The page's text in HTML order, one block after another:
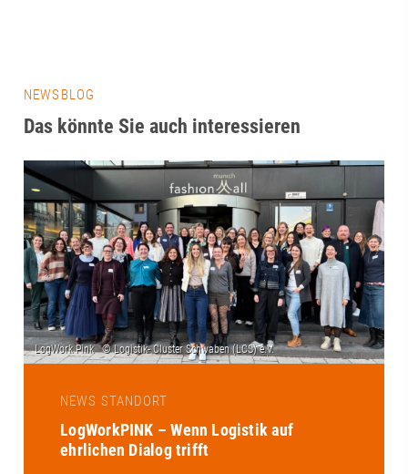
NEWSBLOG
Das könnte Sie auch interessieren
NEWS STANDORT
LogWorkPINK – Wenn Logistik auf
ehrlichen Dialog trifft